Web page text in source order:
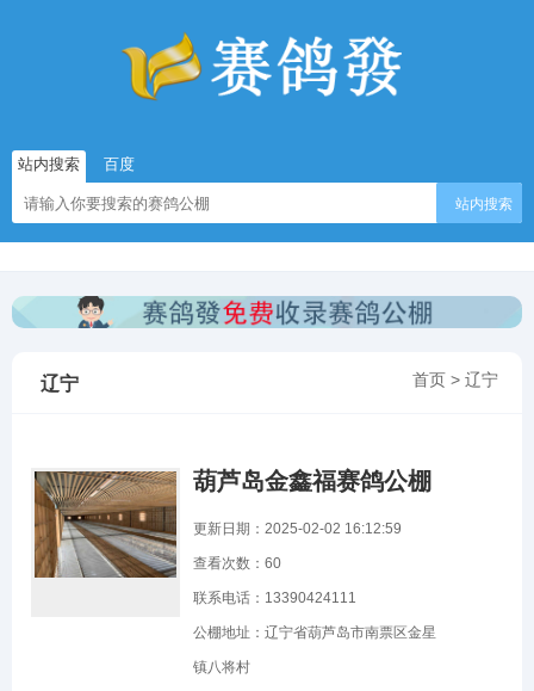
站内搜索 百度
站内搜索
首页 > 辽宁
辽宁
葫芦岛金鑫福赛鸽公棚
更新日期：2025-02-02 16:12:59
查看次数： 60
联系电话：13390424111
公棚地址：辽宁省葫芦岛市南票区金星
镇八将村